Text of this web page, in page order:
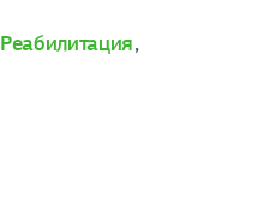
Реабилитация,